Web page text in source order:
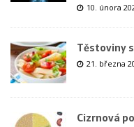
10. února
Těstoviny
21. března
Cizrnová